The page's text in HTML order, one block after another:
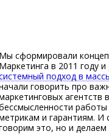
Мы сформировали
Маркетинга в 2011 году и
подход в
говорить про
агентств
и гарантиям. И
это, но и делаем